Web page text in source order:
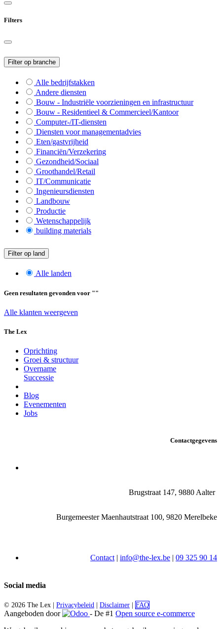
Filters
Filter op branche
Alle bedrijfstakken
Andere diensten
Bouw - Industriële voorzieningen en infrastructuur
Bouw - Residentieel & Commercieel/Kantoor
Computer-/IT-diensten
Diensten voor managementadvies
Eten/gastvrijheid
Financiën/Verzekering
Gezondheid/Sociaal
Groothandel/Retail
IT/Communicatie
Ingenieursdiensten
Landbouw
Productie
Wetenschappelijk
building materials
Filter op land
Alle landen
Geen resultaten gevonden voor ""
Alle klanten weergeven
The Lex
Oprichting
Groei & structuur
Overname
Successie
Blog
Evenementen
Jobs
Contactgegevens
Brugstraat 147, 9880 Aalter
Burgemeester Maenhautstraat 100, 9820 Merelbeke
Contact| info@the-lex.be 09 325 90 14
Social media
© 2026 The Lex | Privacybeleid Disclaimer FAQ
Aangeboden door - De #1 Open source e-commerce